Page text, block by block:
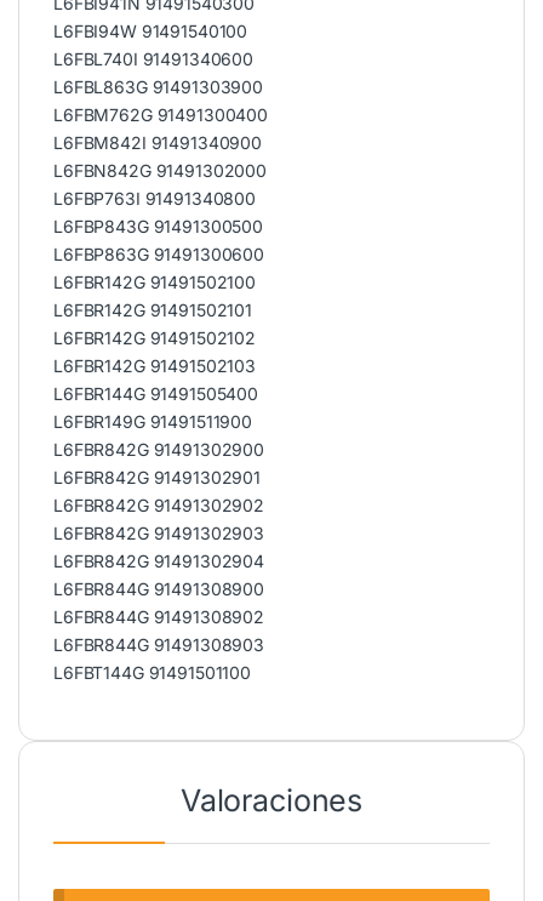
L6FBI94W 91491540100
L6FBL740I 91491340600
L6FBL863G 91491303900
L6FBM762G 91491300400
L6FBM842I 91491340900
L6FBN842G 91491302000
L6FBP763I 91491340800
L6FBP843G 91491300500
L6FBP863G 91491300600
L6FBR142G 91491502100
L6FBR142G 91491502101
L6FBR142G 91491502102
L6FBR142G 91491502103
L6FBR144G 91491505400
L6FBR149G 91491511900
L6FBR842G 91491302900
L6FBR842G 91491302901
L6FBR842G 91491302902
L6FBR842G 91491302903
L6FBR842G 91491302904
L6FBR844G 91491308900
L6FBR844G 91491308902
L6FBR844G 91491308903
L6FBT144G 91491501100
Valoraciones